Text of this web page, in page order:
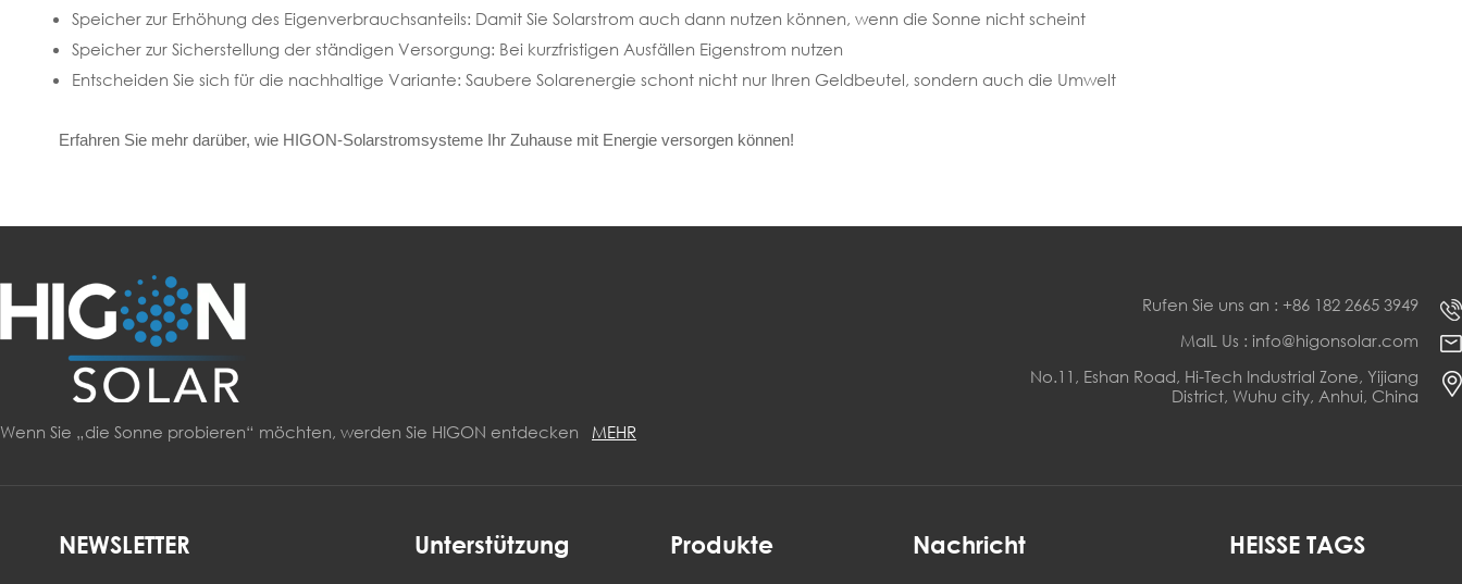
Speicher zur Erhöhung des Eigenverbrauchsanteils: Damit Sie Solarstrom auch dann nutzen können, wenn die Sonne nicht scheint
Speicher zur Sicherstellung der ständigen Versorgung: Bei kurzfristigen Ausfällen Eigenstrom nutzen
Entscheiden Sie sich für die nachhaltige Variante: Saubere Solarenergie schont nicht nur Ihren Geldbeutel, sondern auch die Umwelt
Erfahren Sie mehr darüber, wie HIGON-Solarstromsysteme Ihr Zuhause mit Energie versorgen können!
Wenn Sie „die Sonne probieren“ möchten, werden Sie HIGON entdecken MEHR
Rufen Sie uns an : +86 182 2665 3949
MaIL Us : info@higonsolar.com
No.11, Eshan Road, Hi-Tech Industrial Zone, Yijiang
District, Wuhu city, Anhui, China
NEWSLETTER Unterstützung Produkte Nachricht HEISSE TAGS